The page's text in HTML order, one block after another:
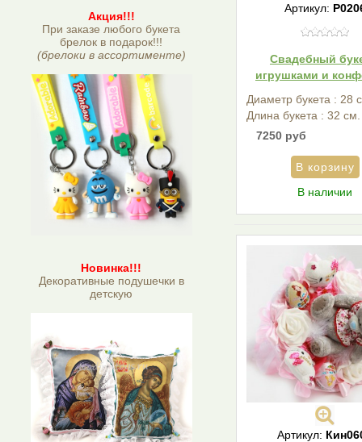
Акция!!!
При заказе любого букета
брелок в подарок!!!
(брелоки в ассортименте)
Новинка!!!
Декоративные подушечки в
детскую
Артикул:
Свадебный
игрушками и
Диаметр букета : 28
Длина букета : 32 см.
7250 руб
В наличии
Артикул: